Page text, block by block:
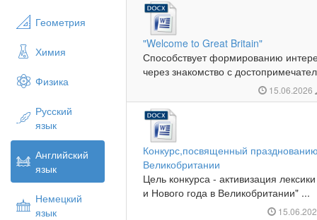
Геометрия
Химия
Физика
Русский
язык
Английский
язык
Немецкий
язык
"Welcome to Great Britain"
Способствует формированию
через знакомство с
15.06.2026
Конкурс,посвященный
Великобритании
Цель конкурса - активизация
и Нового года в Великобритании" ...